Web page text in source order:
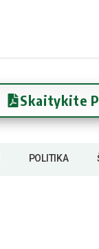
Skaitykite
POLITIKA